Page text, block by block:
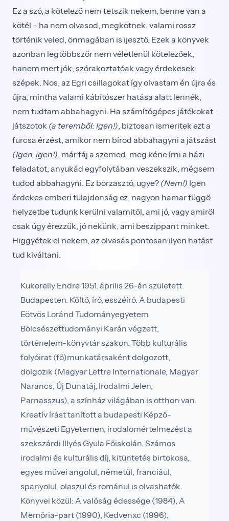
Ez a szó, a kötelező nem tetszik nekem, benne van a
kötél – ha nem olvasod, megkötnek, valami rossz
történik veled, önmagában is ijesztő. Ezek a könyvek
azonban legtöbbször nem véletlenül kötelezőek,
hanem mert jók, szórakoztatóak vagy érdekesek,
szépek. Nos, az Egri csillagokat így olvastam én újra és
újra, mintha valami kábítószer hatása alatt lennék,
nem tudtam abbahagyni. Ha számítógépes játékokat
játszotok (a te­remből: Igen!), biztosan ismeritek ezt a
furcsa érzést, amikor nem bírod abbahagyni a játszást
(Igen, igen!), már fáj a szemed, meg kéne írni a házi
feladatot, anyu­kád egyfolytában veszekszik, mégsem
tudod abbahagy­ni. Ez borzasztó, ugye? (Nem!) Igen
érdekes emberi tu­lajdonság ez, nagyon hamar függő
helyzetbe tudunk kerülni valamitől, ami jó, vagy amiről
csak úgy érez­zük, jó nekünk, ami beszippant minket.
Higgyétek el nekem, az olvasás pontosan ilyen hatást
tud kiváltani.
Kukorelly Endre 1951. április 26-án született
Budapesten. Költő, író, esszéíró. A budapesti
Eötvös Loránd Tudomány­egyetem
Bölcsészettudományi Karán végzett,
történelem-­könyvtár szakon. Több kulturális
folyóirat (fő)munkatársaként dolgozott,
dolgozik (Magyar Lettre Internationale, Magyar
Narancs, Új Dunatáj, Irodalmi Jelen,
Parnasszus), a színház vilá­gában is otthon van.
Kreatív írást tanított a budapesti Képző­
művészeti Egyetemen, irodalomértelmezést a
szekszárdi Illyés Gyula Főiskolán. Számos
irodalmi és kulturális díj, kitüntetés birtokosa,
egyes művei angolul, németül, franciául,
spanyolul, olaszul és románul is olvashatók.
Könyvei közül: A valóság édessége (1984), A
Memória-part (1990), Kedvenxc (1996),